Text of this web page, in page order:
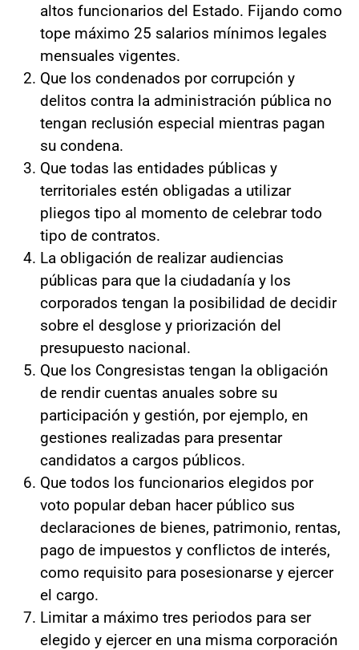
altos funcionarios del Estado. Fijando como
tope máximo 25 salarios mínimos legales
mensuales vigentes.
Que los condenados por corrupción y
delitos contra la administración pública no
tengan reclusión especial mientras pagan
su condena.
Que todas las entidades públicas y
territoriales estén obligadas a utilizar
pliegos tipo al momento de celebrar todo
tipo de contratos.
La obligación de realizar audiencias
públicas para que la ciudadanía y los
corporados tengan la posibilidad de decidir
sobre el desglose y priorización del
presupuesto nacional.
Que los Congresistas tengan la obligación
de rendir cuentas anuales sobre su
participación y gestión, por ejemplo, en
gestiones realizadas para presentar
candidatos a cargos públicos.
Que todos los funcionarios elegidos por
voto popular deban hacer público sus
declaraciones de bienes, patrimonio, rentas,
pago de impuestos y conflictos de interés,
como requisito para posesionarse y ejercer
el cargo.
Limitar a máximo tres periodos para ser
elegido y ejercer en una misma corporación